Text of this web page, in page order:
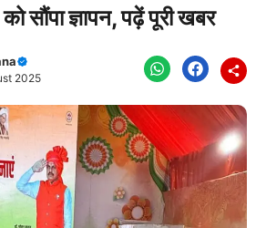
सौंपा ज्ञापन, पढ़ें पूरी खबर
2025